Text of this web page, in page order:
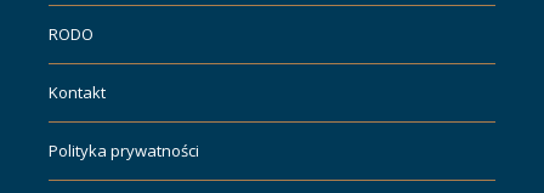
RODO
Kontakt
Polityka prywatności